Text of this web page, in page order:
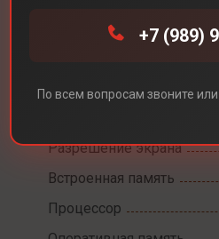
Ноутбуки
Разрешение экрана
Встроенная память
Процессор
+7 (989)
По всем вопросам звоните